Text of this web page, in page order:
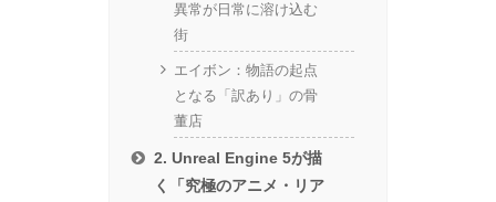
異常が日常に溶け込む
街
エイボン：物語の起点
となる「訳あり」の骨
董店
2. Unreal Engine 5が描
く「究極のアニメ・リア